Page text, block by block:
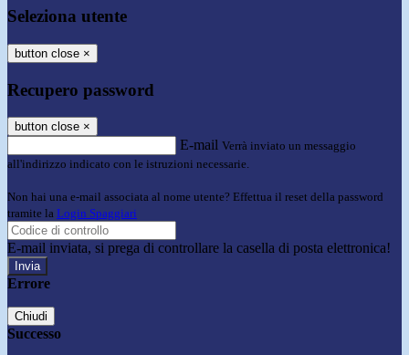
Seleziona utente
button close ×
Recupero password
button close ×
E-mail Verrà inviato un messaggio
all'indirizzo indicato con le istruzioni necessarie.
Non hai una e-mail associata al nome utente? Effettua il reset della password
tramite la Login Spaggiari
E-mail inviata, si prega di controllare la casella di posta elettronica!
Errore
Chiudi
Successo